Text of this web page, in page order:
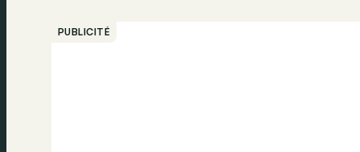
PUBLICITÉ